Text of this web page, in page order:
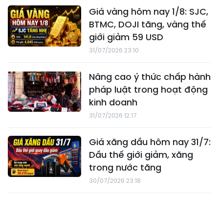
Giá vàng hôm nay 1/8: SJC,
BTMC, DOJI tăng, vàng thế
giới giảm 59 USD
31/07/2026 23:10
Nâng cao ý thức chấp hành
pháp luật trong hoạt động
kinh doanh
31/07/2026 12:17
Giá xăng dầu hôm nay 31/7:
Dầu thế giới giảm, xăng
trong nước tăng
30/07/2026 23:18